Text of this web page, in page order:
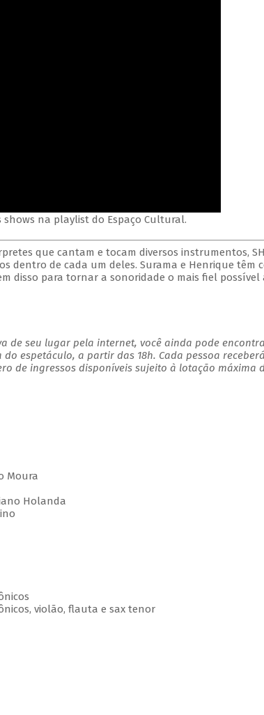
na playlist do Espaço Cultural.
que cantam e tocam diversos instrumentos,
dentro de cada um deles. Surama e Henrique têm
disso para tornar a sonoridade o mais fiel possível
de seu lugar pela internet, você ainda pode
do espetáculo, a partir das 18h. Cada pessoa
de ingressos disponíveis sujeito à lotação máxima
Moura
Holanda
violão, flauta e sax tenor